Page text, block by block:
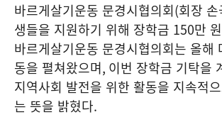
바르게살기운동 문경시협의회(회장 손
생들을 지원하기 위해 장학금 150만
바르게살기운동 문경시협의회는 올해
동을 펼쳐왔으며, 이번 장학금 기탁을
지역사회 발전을 위한 활동을 지속적
는 뜻을 밝혔다.